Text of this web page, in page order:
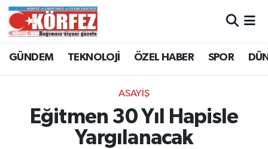
GÜNDEM TEKNOLOJİ ÖZEL HABER SPOR
ASAYİŞ
Eğitmen 30 Yıl Hapisle
Yargılanacak
Trafik Durumu
Süper Lig Puan Durumu ve Fikstür
Tüm Manşetler